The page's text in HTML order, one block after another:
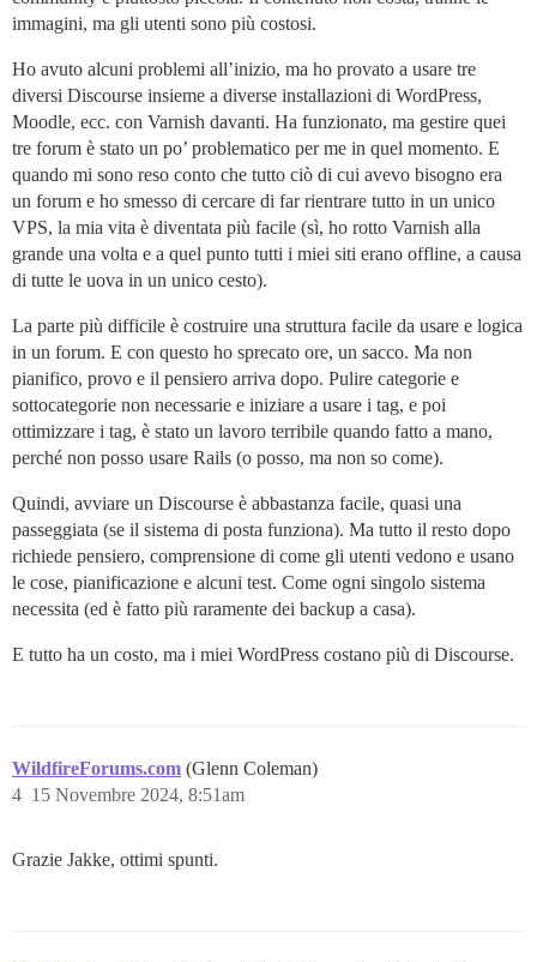
immagini, ma gli utenti sono più costosi.
Ho avuto alcuni problemi all’inizio, ma ho provato a usare tre
diversi Discourse insieme a diverse installazioni di WordPress,
Moodle, ecc. con Varnish davanti. Ha funzionato, ma gestire quei
tre forum è stato un po’ problematico per me in quel momento. E
quando mi sono reso conto che tutto ciò di cui avevo bisogno era
un forum e ho smesso di cercare di far rientrare tutto in un unico
VPS, la mia vita è diventata più facile (sì, ho rotto Varnish alla
grande una volta e a quel punto tutti i miei siti erano offline, a causa
di tutte le uova in un unico cesto).
La parte più difficile è costruire una struttura facile da usare e logica
in un forum. E con questo ho sprecato ore, un sacco. Ma non
pianifico, provo e il pensiero arriva dopo. Pulire categorie e
sottocategorie non necessarie e iniziare a usare i tag, e poi
ottimizzare i tag, è stato un lavoro terribile quando fatto a mano,
perché non posso usare Rails (o posso, ma non so come).
Quindi, avviare un Discourse è abbastanza facile, quasi una
passeggiata (se il sistema di posta funziona). Ma tutto il resto dopo
richiede pensiero, comprensione di come gli utenti vedono e usano
le cose, pianificazione e alcuni test. Come ogni singolo sistema
necessita (ed è fatto più raramente dei backup a casa).
E tutto ha un costo, ma i miei WordPress costano più di Discourse.
WildfireForums.com (Glenn Coleman)
15 Novembre 2024, 8:51am
4
Grazie Jakke, ottimi spunti.